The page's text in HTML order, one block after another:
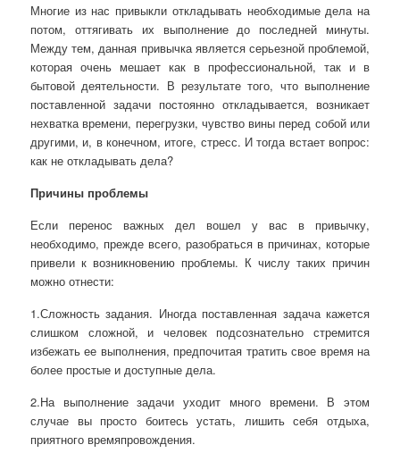
Многие из нас привыкли откладывать необходимые дела на
потом, оттягивать их выполнение до последней минуты.
Между тем, данная привычка является серьезной проблемой,
которая очень мешает как в профессиональной, так и в
бытовой деятельности. В результате того, что выполнение
поставленной задачи постоянно откладывается, возникает
нехватка времени, перегрузки, чувство вины перед собой или
другими, и, в конечном, итоге, стресс. И тогда встает вопрос:
как не откладывать дела?
Причины проблемы
Если перенос важных дел вошел у вас в привычку,
необходимо, прежде всего, разобраться в причинах, которые
привели к возникновению проблемы. К числу таких причин
можно отнести:
1.Сложность задания. Иногда поставленная задача кажется
слишком сложной, и человек подсознательно стремится
избежать ее выполнения, предпочитая тратить свое время на
более простые и доступные дела.
2.На выполнение задачи уходит много времени. В этом
случае вы просто боитесь устать, лишить себя отдыха,
приятного времяпровождения.